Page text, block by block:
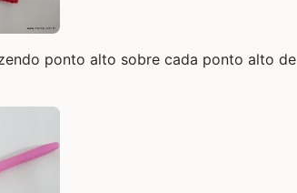
ponto alto sobre cada ponto alto de